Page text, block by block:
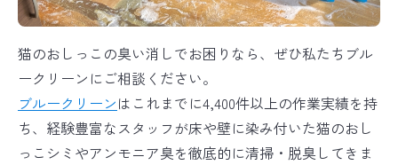
猫のおしっこの臭い消しでお困りなら、ぜひ私たちブル
ークリーンにご相談ください。
ブルークリーンはこれまでに4,400件以上の作業実績を持
ち、経験豊富なスタッフが床や壁に染み付いた猫のおし
っこシミやアンモニア臭を徹底的に清掃・脱臭してきま